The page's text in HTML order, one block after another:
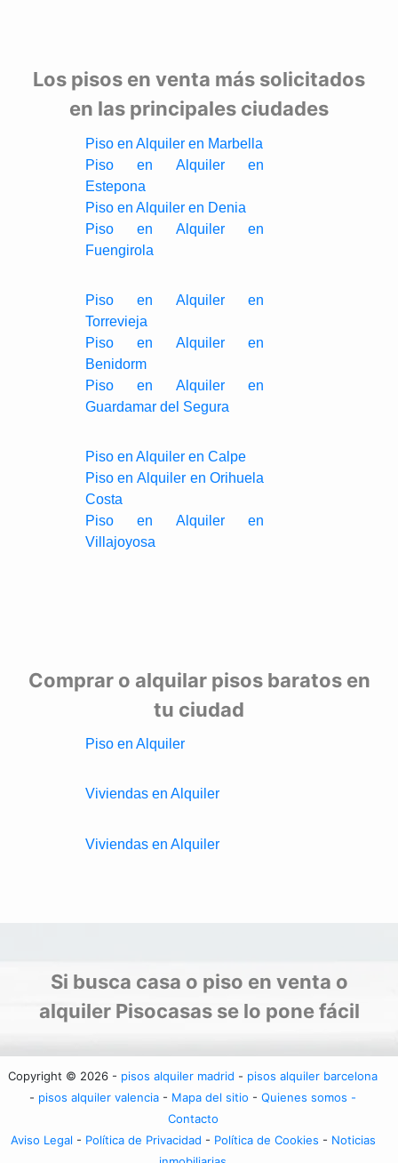
Los pisos en venta más solicitados
en las principales ciudades
Piso en Alquiler en Marbella
Piso en Alquiler en
Estepona
Piso en Alquiler en Denia
Piso en Alquiler en
Fuengirola
Piso en Alquiler en
Torrevieja
Piso en Alquiler en
Benidorm
Piso en Alquiler en
Guardamar del Segura
Piso en Alquiler en Calpe
Piso en Alquiler en Orihuela
Costa
Piso en Alquiler en
Villajoyosa
Comprar o alquilar pisos baratos en
tu ciudad
Piso en Alquiler
Viviendas en Alquiler
Viviendas en Alquiler
Si busca casa o piso en venta o
alquiler Pisocasas se lo pone fácil
Copyright © 2026 - pisos alquiler madrid - pisos alquiler barcelona
- pisos alquiler valencia - Mapa del sitio -Quienes somos -
Contacto
Aviso Legal - Política de Privacidad - Política de Cookies - Noticias